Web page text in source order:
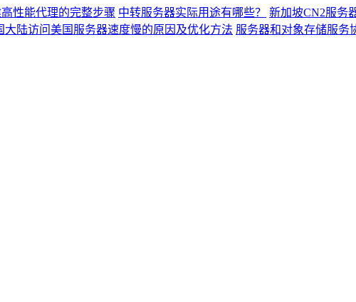
性能代理的完整步骤 中转服务器实际用途有哪些？ 新加坡CN2服务
大陆访问美国服务器速度慢的原因及优化方法 服务器和对象存储服务